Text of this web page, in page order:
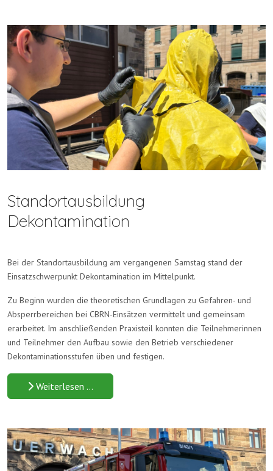
Standortausbildung
Dekontamination
Bei der Standortausbildung am vergangenen Samstag stand der
Einsatzschwerpunkt Dekontamination im Mittelpunkt.
Zu Beginn wurden die theoretischen Grundlagen zu Gefahren- und
Absperrbereichen bei CBRN-Einsätzen vermittelt und gemeinsam
erarbeitet. Im anschließenden Praxisteil konnten die Teilnehmerinnen
und Teilnehmer den Aufbau sowie den Betrieb verschiedener
Dekontaminationsstufen üben und festigen.
Weiterlesen …